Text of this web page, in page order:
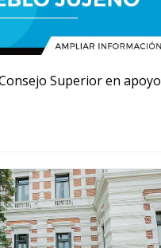
Superior en apoyo